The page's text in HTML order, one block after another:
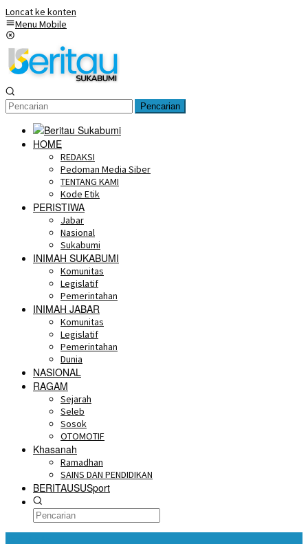
Loncat ke konten
Menu Mobile
Pencarian
HOME
REDAKSI
Pedoman Media Siber
TENTANG KAMI
Kode Etik
PERISTIWA
Jabar
Nasional
Sukabumi
INIMAH SUKABUMI
Komunitas
Legislatif
Pemerintahan
INIMAH JABAR
Komunitas
Legislatif
Pemerintahan
Dunia
NASIONAL
RAGAM
Sejarah
Seleb
Sosok
OTOMOTIF
Khasanah
Ramadhan
SAINS DAN PENDIDIKAN
BERITAUSUSport